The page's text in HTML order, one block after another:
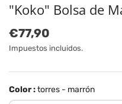
"Koko" Bolsa de
Precio normal
€77,90
Impuestos incluidos.
Color :torres - marrón